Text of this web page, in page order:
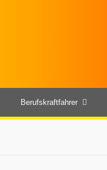
Berufskraftfahrer